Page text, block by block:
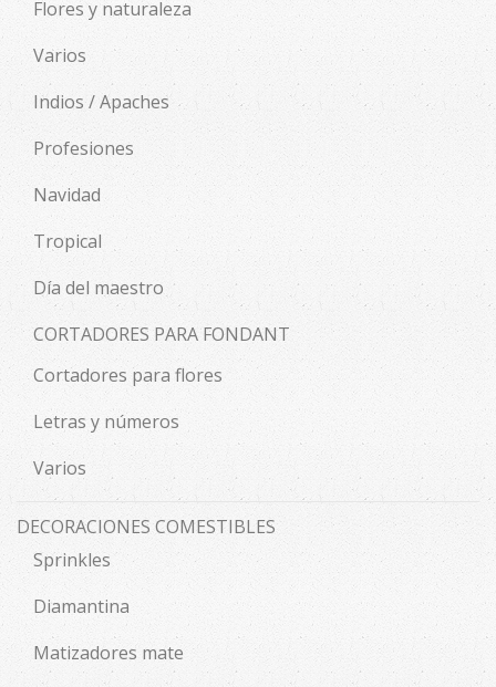
Flores y naturaleza
Varios
Indios / Apaches
Profesiones
Navidad
Tropical
Día del maestro
CORTADORES PARA FONDANT
Cortadores para flores
Letras y números
Varios
DECORACIONES COMESTIBLES
Sprinkles
Diamantina
Matizadores mate